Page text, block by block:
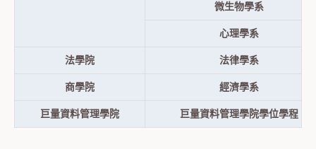
微生物學系
心理學系
法學院 法律學系
商學院 經濟學系
巨量資料管理學院 巨量資料管理學院學位學程